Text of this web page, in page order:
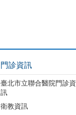
門診資訊
臺北市立聯合醫院門診資
訊
衛教資訊